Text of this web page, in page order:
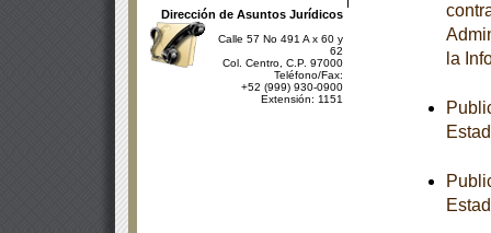
Dirección de Asuntos Jurídicos
Calle 57 No 491 A x 60 y
62
Col. Centro, C.P. 97000
Teléfono/Fax:
+52 (999) 930-0900
Extensión: 1151
la